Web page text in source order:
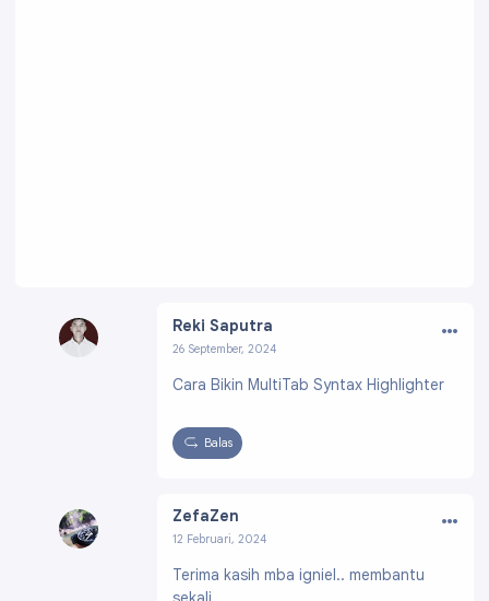
Reki Saputra
26 September, 2024
1656648832652253
…
Cara Bikin MultiTab Syntax Highlighter
Balas
ZefaZen
12 Februari, 2024
8952751906428641
…
Terima kasih mba igniel.. membantu